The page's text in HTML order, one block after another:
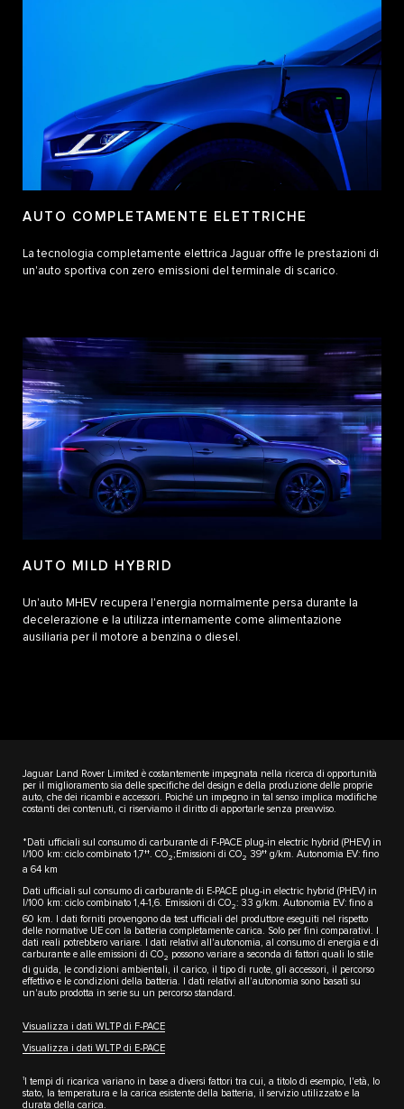
AUTO COMPLETAMENTE ELETTRICHE
La tecnologia completamente elettrica Jaguar offre le prestazioni di
un'auto sportiva con zero emissioni del terminale di scarico.
AUTO MILD HYBRID
Un'auto MHEV recupera l'energia normalmente persa durante la
decelerazione e la utilizza internamente come alimentazione
ausiliaria per il motore a benzina o diesel.
Jaguar Land Rover Limited è costantemente impegnata nella ricerca di opportunità
per il miglioramento sia delle specifiche del design e della produzione delle proprie
auto, che dei ricambi e accessori. Poiché un impegno in tal senso implica modifiche
costanti dei contenuti, ci riserviamo il diritto di apportarle senza preavviso.
*Dati ufficiali sul consumo di carburante di F-PACE plug-in electric hybrid (PHEV) in
l/100 km: ciclo combinato 1,7††. CO2;Emissioni di CO2 39†† g/km. Autonomia EV: fino
a 64 km
Dati ufficiali sul consumo di carburante di E-PACE plug-in electric hybrid (PHEV) in
l/100 km: ciclo combinato 1,4-1,6. Emissioni di CO2: 33 g/km. Autonomia EV: fino a
60 km. I dati forniti provengono da test ufficiali del produttore eseguiti nel rispetto
delle normative UE con la batteria completamente carica. Solo per fini comparativi. I
dati reali potrebbero variare. I dati relativi all'autonomia, al consumo di energia e di
carburante e alle emissioni di CO2 possono variare a seconda di fattori quali lo stile
di guida, le condizioni ambientali, il carico, il tipo di ruote, gli accessori, il percorso
effettivo e le condizioni della batteria. I dati relativi all'autonomia sono basati su
un'auto prodotta in serie su un percorso standard.
Visualizza i dati WLTP di F-PACE
Visualizza i dati WLTP di E-PACE
1
I tempi di ricarica variano in base a diversi fattori tra cui, a titolo di esempio, l'età, lo
stato, la temperatura e la carica esistente della batteria, il servizio utilizzato e la
durata della carica.